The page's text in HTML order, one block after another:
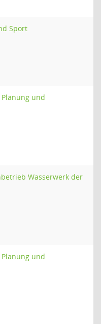
Sport
und
Wasserwerk der
und